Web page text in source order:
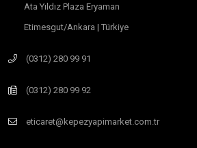
Ata Yıldız Plaza Eryaman
Etimesgut/Ankara | Türkiye
(0312) 280 99 91
(0312) 280 99 92
eticaret@kepezyapimarket.com.tr